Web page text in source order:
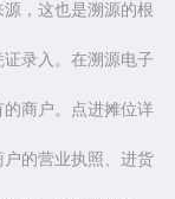
，这也是溯源的根
录入。在溯源电子
商户。点进摊位详
的营业执照、进货